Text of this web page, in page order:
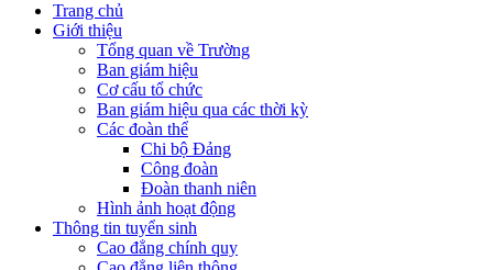
Trang chủ
Giới thiệu
Tổng quan về Trường
Ban giám hiệu
Cơ cấu tổ chức
Ban giám hiệu qua các thời kỳ
Các đoàn thể
Chi bộ Đảng
Công đoàn
Đoàn thanh niên
Hình ảnh hoạt động
Thông tin tuyển sinh
Cao đẳng chính quy